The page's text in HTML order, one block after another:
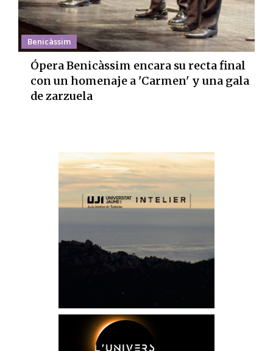
Benicàssim
Ópera Benicàssim encara su recta final
con un homenaje a 'Carmen' y una gala
de zarzuela